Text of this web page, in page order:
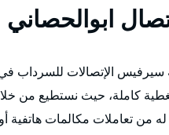
ابوالحصاني
الإتصالات للسرداب
كاملة، حيث نستطيع من
من تعاملات مكالمات هاتفية